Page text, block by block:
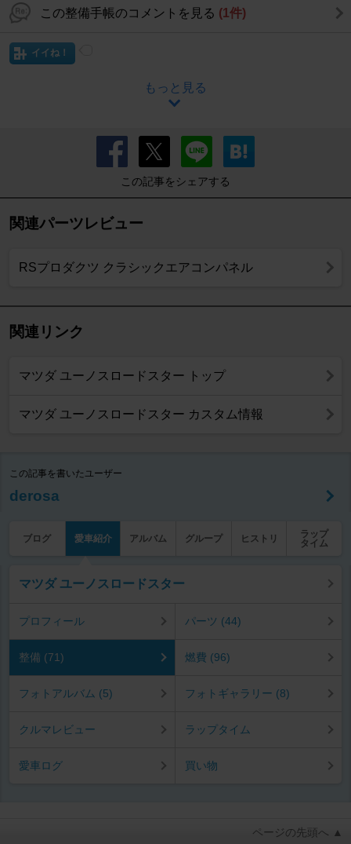
この整備手帳のコメントを見る (1件)
イイね！
もっと見る
この記事をシェアする
関連パーツレビュー
RSプロダクツ クラシックエアコンパネル
関連リンク
マツダ ユーノスロードスター トップ
マツダ ユーノスロードスター カスタム情報
この記事を書いたユーザー
derosa
ブログ 愛車紹介 アルバム グループ ヒストリ
ラップ
タイム
マツダ ユーノスロードスター
プロフィール パーツ (44)
整備 (71) 燃費 (96)
フォトアルバム (5) フォトギャラリー (8)
クルマレビュー ラップタイム
愛車ログ 買い物
ページの先頭へ ▲